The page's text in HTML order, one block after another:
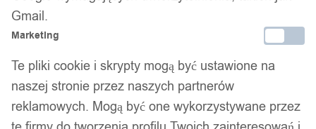
Gmail.
Marketing
Te pliki cookie i skrypty mogą być ustawione na
naszej stronie przez naszych partnerów
reklamowych. Mogą być one wykorzystywane przez